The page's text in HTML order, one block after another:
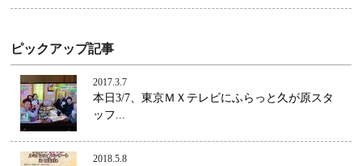
ピックアップ記事
2017.3.7
本日3/7、東京ＭＸテレビにふらっと久が原スタ
ッフ...
2018.5.8